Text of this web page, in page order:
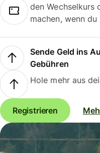
den Wechselkurs
machen, wenn
Sende Geld ins
Gebühren
Hole mehr aus
Registrieren